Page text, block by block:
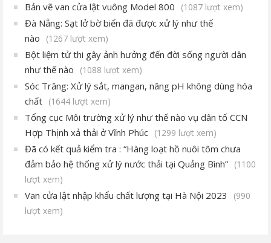
Bản vẽ van cửa lật vuông Model 800 (1087 lượt xem)
Đà Nẵng: Sạt lở bờ biển đã được xử lý như thế
nào
(1267 lượt xem)
Bột liệm tử thi gây ảnh hưởng đến đời sống người dân
như thế nào
(1088 lượt xem)
Sóc Trăng: Xử lý sắt, mangan, nâng pH không dùng hóa
chất (1644 lượt xem)
Tổng cục Môi trường xử lý như thế nào vụ dân tố CCN
Hợp Thịnh xả thải ở Vĩnh Phúc (1299 lượt xem)
Đã có kết quả kiểm tra : “Hàng loạt hồ nuôi tôm chưa
đảm bảo hệ thống xử lý nước thải tại Quảng Bình” (1100
lượt xem)
Van cửa lật nhập khẩu chất lượng tại Hà Nội 2023
(990
lượt xem)